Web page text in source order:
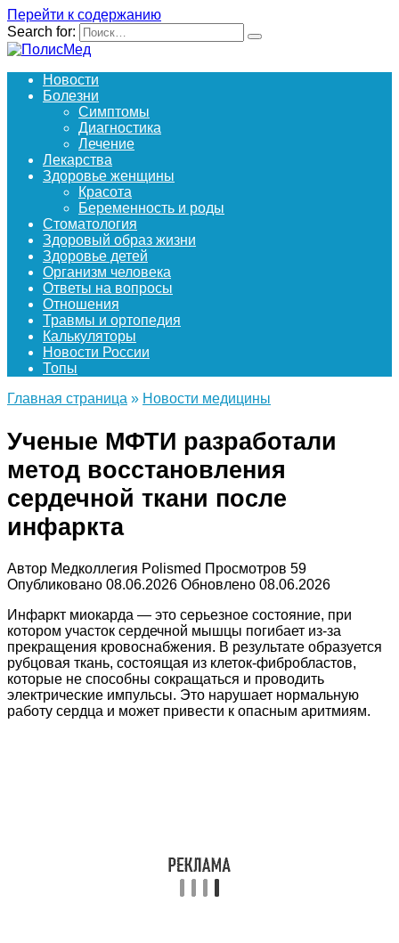
Перейти к содержанию
Search for:
Новости
Болезни
Симптомы
Диагностика
Лечение
Лекарства
Здоровье женщины
Красота
Беременность и роды
Стоматология
Здоровый образ жизни
Здоровье детей
Организм человека
Ответы на вопросы
Отношения
Травмы и ортопедия
Калькуляторы
Новости России
Топы
Главная страница » Новости медицины
Ученые МФТИ разработали
метод восстановления
сердечной ткани после
инфаркта
Автор Медколлегия Polismed Просмотров 59
Опубликовано 08.06.2026 Обновлено 08.06.2026
Инфаркт миокарда — это серьезное состояние, при
котором участок сердечной мышцы погибает из-за
прекращения кровоснабжения. В результате образуется
рубцовая ткань, состоящая из клеток-фибробластов,
которые не способны сокращаться и проводить
электрические импульсы. Это нарушает нормальную
работу сердца и может привести к опасным аритмиям.